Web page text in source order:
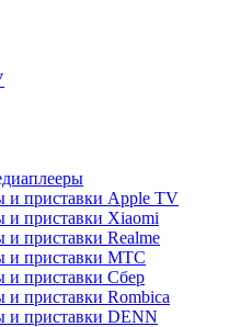
и приставки Apple TV
и приставки Xiaomi
приставки Realme
и приставки МТС
и приставки Сбер
и приставки Rombica
и приставки DENN